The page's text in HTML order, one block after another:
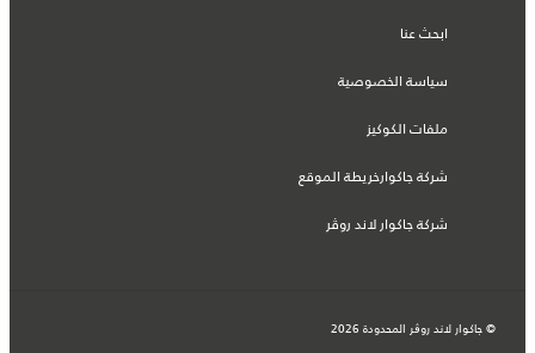
ابحث عنا
سياسة الخصوصية
ملفات الكوكيز
شركة جاكوارخريطة الموقع
شركة جاكوار لاند روڤر
© جاكوار لاند روڨر المحدودة 2026